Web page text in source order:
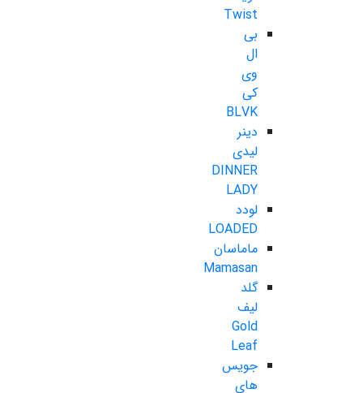
Twist
بی
ال
وی
کی
BLVK
دینر
لیدی
DINNER
LADY
لودد
LOADED
ماماسان
Mamasan
گلد
لیف
Gold
Leaf
جویس
های